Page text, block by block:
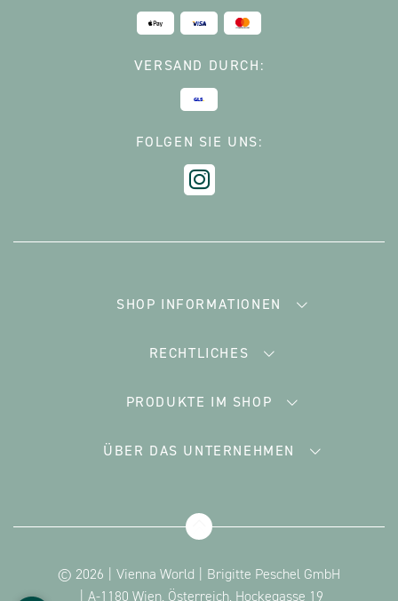
VERSAND DURCH:
FOLGEN SIE UNS:
SHOP INFORMATIONEN
RECHTLICHES
PRODUKTE IM SHOP
ÜBER DAS UNTERNEHMEN
© 2026 Vienna World
Brigitte Peschel GmbH
A-1180 Wien, Österreich, Hockegasse 19